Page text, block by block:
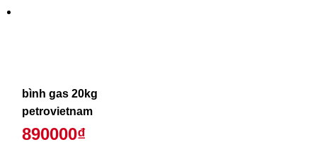
bình gas 20kg
petrovietnam
890000₫